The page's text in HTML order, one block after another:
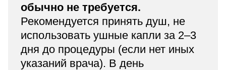
обычно не требуется.
Рекомендуется принять душ, не
использовать ушные капли за 2–3
дня до процедуры (если нет иных
указаний врача). В день